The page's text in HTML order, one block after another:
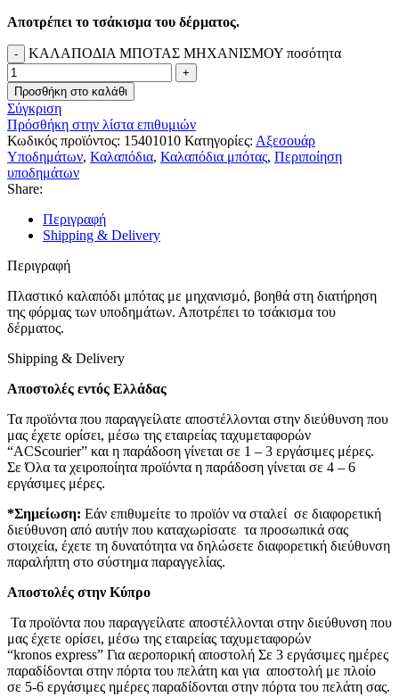
Αποτρέπει το τσάκισμα του δέρματος.
ΚΑΛΑΠΟΔΙΑ ΜΠΟΤΑΣ ΜΗΧΑΝΙΣΜΟΥ ποσότητα
Προσθήκη στο καλάθι
Σύγκριση
Πρόσθήκη στην λίστα επιθυμιών
Κωδικός προϊόντος: 15401010 Κατηγορίες: Αξεσουάρ
Υποδημάτων, Καλαπόδια, Καλαπόδια μπότας, Περιποίηση
υποδημάτων
Share:
Περιγραφή
Shipping & Delivery
Περιγραφή
Πλαστικό καλαπόδι μπότας με μηχανισμό, βοηθά στη διατήρηση
της φόρμας των υποδημάτων. Αποτρέπει το τσάκισμα του
δέρματος.
Shipping & Delivery
Αποστολές εντός Ελλάδας
Τα προϊόντα που παραγγείλατε αποστέλλονται στην διεύθυνση που
μας έχετε ορίσει, μέσω της εταιρείας ταχυμεταφορών
“ACScourier” και η παράδοση γίνεται σε 1 – 3 εργάσιμες μέρες.
Σε Όλα τα χειροποίητα προϊόντα η παράδοση γίνεται σε 4 – 6
εργάσιμες μέρες.
*Σημείωση: Εάν επιθυμείτε το προϊόν να σταλεί σε διαφορετική
διεύθυνση από αυτήν που καταχωρίσατε τα προσωπικά σας
στοιχεία, έχετε τη δυνατότητα να δηλώσετε διαφορετική διεύθυνση
παραλήπτη στο σύστημα παραγγελίας.
Αποστολές στην Κύπρο
Τα προϊόντα που παραγγείλατε αποστέλλονται στην διεύθυνση που
μας έχετε ορίσει, μέσω της εταιρείας ταχυμεταφορών
“kronos express” Για αεροπορική αποστολή Σε 3 εργάσιμες ημέρες
παραδίδονται στην πόρτα του πελάτη και για αποστολή με πλοίο
σε 5-6 εργάσιμες ημέρες παραδίδονται στην πόρτα του πελάτη σας.